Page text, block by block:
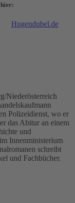
Hugendubel.de
Niederösterreich
Polizeidienst, wo er
das Abitur an einem
und
Innenministerium
schreibt
und Fachbücher.